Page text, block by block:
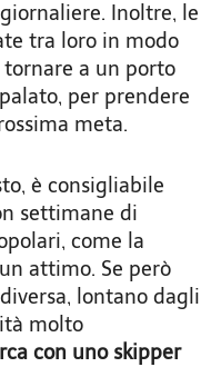
Inoltre, le
tra loro in modo
a un porto
per prendere
meta.
è consigliabile
settimane di
come la
attimo. Se però
lontano dagli
molto
con uno skipper